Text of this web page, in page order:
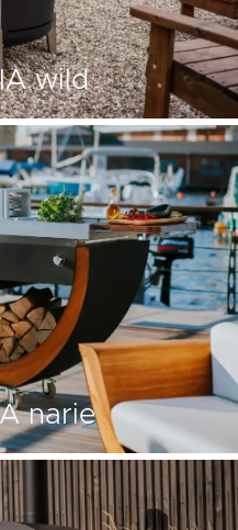
wild
narie